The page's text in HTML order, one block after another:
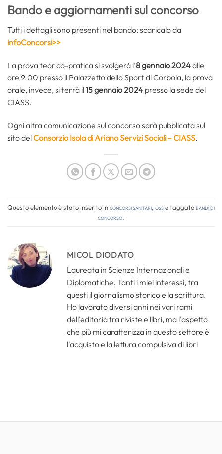
Bando e aggiornamenti sul concorso
Tutti i dettagli sono presenti nel bando: scaricalo da
infoConcorsi>>
La prova teorico-pratica si svolgerà l’8 gennaio 2024alle
ore 9.00 presso il Palazzetto dello Sport di Corbola, la prova
orale, invece, si terrà il15 gennaio 2024 presso la sede del
CIASS.
Ogni altra comunicazione sul concorso sarà pubblicata sul
sito delConsorzio Isola di Ariano Servizi Sociali – CIASS.
Questo elemento è stato inserito inConcorsi Sanitari, OSSe taggatobandi di
concorso.
MICOL DIODATO
Laureata in Scienze Internazionali e
Diplomatiche. Tanti i miei interessi, tra
questi il giornalismo storico e la scrittura.
Ho lavorato diversi anni nei vari rami
dell'editoria tra riviste e libri, ma l'aspetto
che più mi caratterizza in questo settore è
l'acquisto e la lettura compulsiva di libri